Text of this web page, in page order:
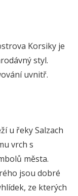
Korsiky je
styl.
uvnitř.
u řeky Salzach
vrch s
města.
jsou dobré
ze kterých